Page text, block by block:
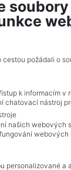
nemovitost)
Celkem1
cestou požádali o
k informacím v
chatovací nástroj
našich webových
webových
personalizované a